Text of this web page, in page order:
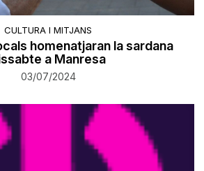
CULTURA I MITJANS
homenatjaran la sardana
a Manresa
03/07/2024